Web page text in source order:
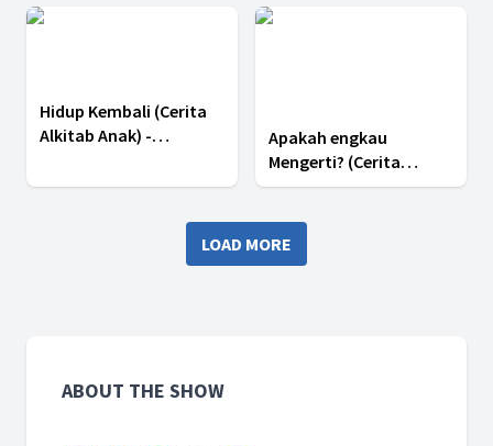
2025
2025
Hidup Kembali (Cerita
Alkitab Anak) -
2025
Apakah engkau
Mengerti? (Cerita
Alkitab Anak) -
2025
LOAD MORE
ABOUT THE SHOW